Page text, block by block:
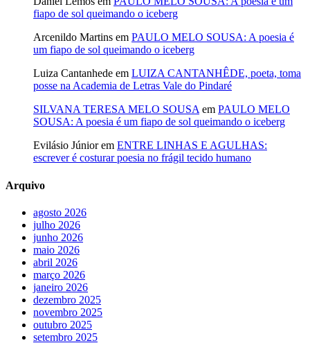
fiapo de sol queimando o iceberg
Arcenildo Martins em PAULO MELO SOUSA: A poesia é
um fiapo de sol queimando o iceberg
Luiza Cantanhede em LUIZA CANTANHÊDE, poeta, toma
posse na Academia de Letras Vale do Pindaré
SILVANA TERESA MELO SOUSA em PAULO MELO
SOUSA: A poesia é um fiapo de sol queimando o iceberg
Evilásio Júniorem ENTRE LINHAS E AGULHAS:
escrever é costurar poesia no frágil tecido humano
Arquivo
agosto 2026
julho 2026
junho 2026
maio 2026
abril 2026
março 2026
janeiro 2026
dezembro 2025
novembro 2025
outubro 2025
setembro 2025